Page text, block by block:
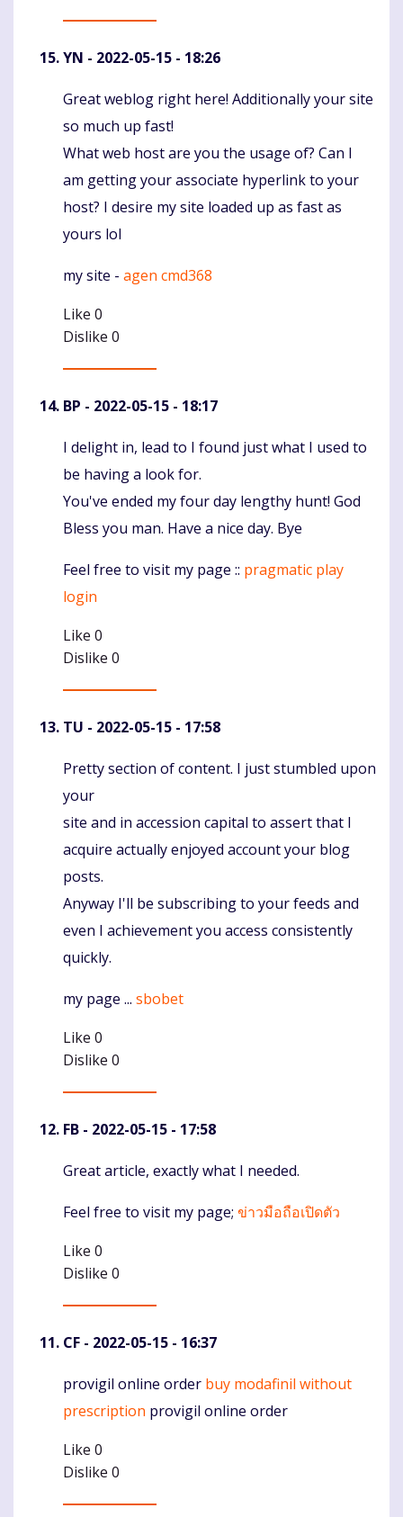
YN - 2022-05-15 - 18:26
Komentaras
Great weblog right here! Additionally your site
so much up fast!
What web host are you the usage of? Can I
am getting your associate hyperlink to your
host? I desire my site loaded up as fast as
yours lol
my site - agen cmd368
Like 0
Dislike 0
BP - 2022-05-15 - 18:17
Komentaras
I delight in, lead to I found just what I used to
be having a look for.
You've ended my four day lengthy hunt! God
Bless you man. Have a nice day. Bye
Feel free to visit my page :: pragmatic play
login
Like 0
Dislike 0
TU - 2022-05-15 - 17:58
Komentaras
Pretty section of content. I just stumbled upon
your
site and in accession capital to assert that I
acquire actually enjoyed account your blog
posts.
Anyway I'll be subscribing to your feeds and
even I achievement you access consistently
quickly.
my page ... sbobet
Like 0
Dislike 0
FB - 2022-05-15 - 17:58
Komentaras
Great article, exactly what I needed.
Feel free to visit my page; ข่าวมือถือเปิดตัว
Like 0
Dislike 0
CF - 2022-05-15 - 16:37
Komentaras
provigil online order buy modafinil without
prescription provigil online order
Like 0
Dislike 0